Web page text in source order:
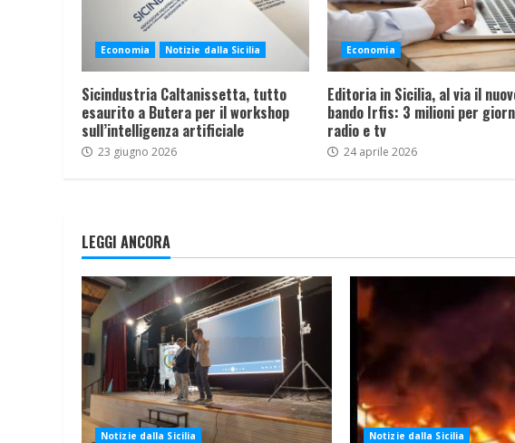
Economia Notizie dalla Sicilia
Sicindustria Caltanissetta, tutto
esaurito a Butera per il workshop
sull’intelligenza artificiale
23 giugno 2026
Economia
Editoria in Sicilia, al via il
bando Irfis: 3 milioni per
radio e tv
24 aprile 2026
LEGGI ANCORA
Notizie dalla Sicilia Notizie dalla Sicilia